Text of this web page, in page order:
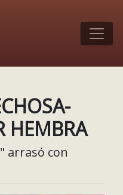
HEMBRA
arrasó con